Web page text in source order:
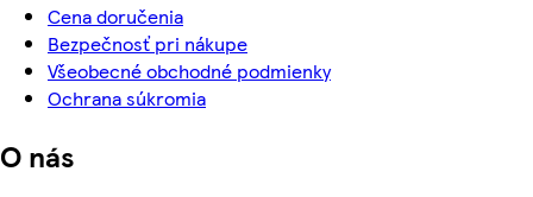
Cena doručenia
Bezpečnosť pri nákupe
Všeobecné obchodné podmienky
Ochrana súkromia
O nás